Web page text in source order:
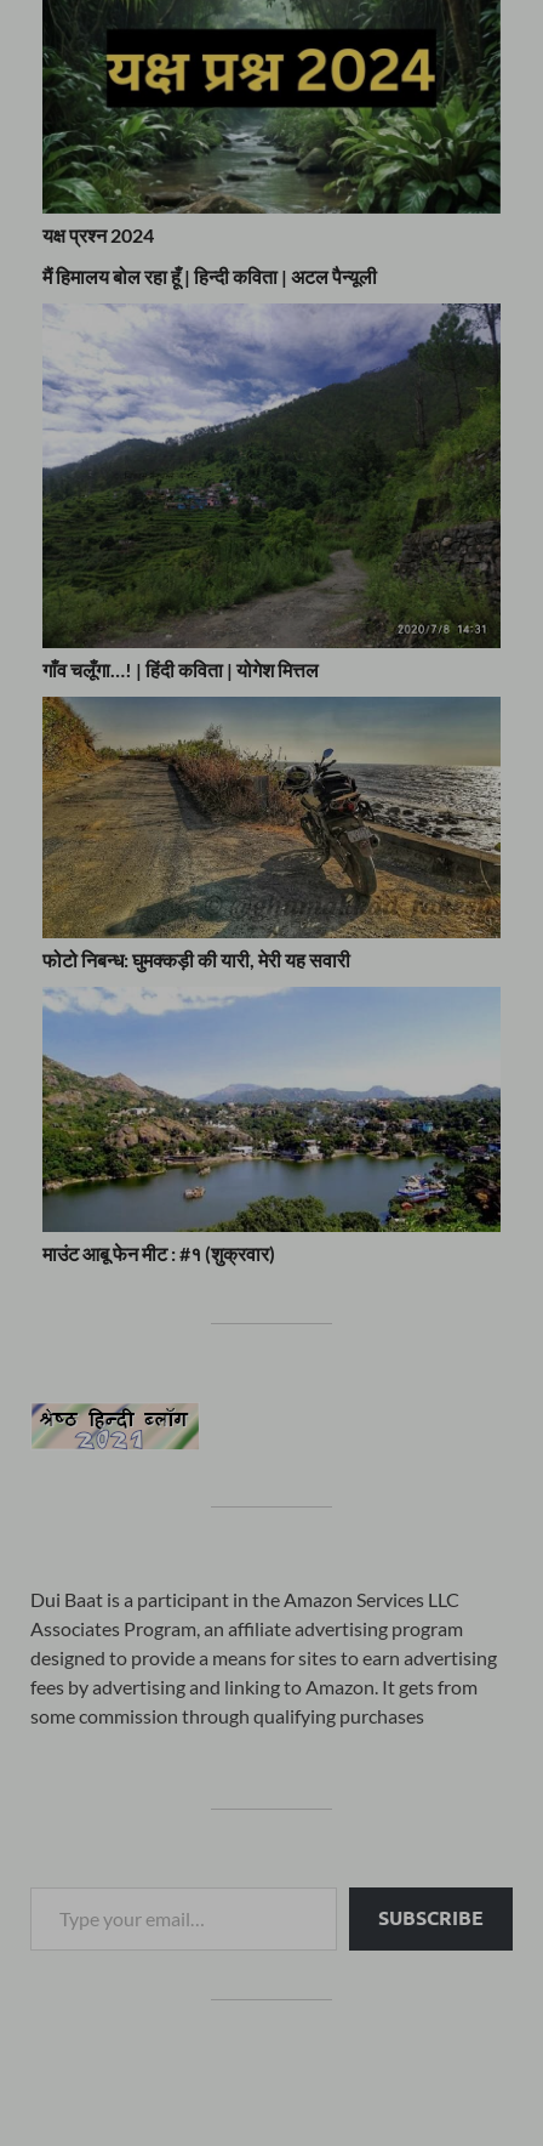
यक्ष प्रश्न 2024
मैं हिमालय बोल रहा हूँ | हिन्दी कविता | अटल पैन्यूली
गाँव चलूँगा…! | हिंदी कविता | योगेश मित्तल
फोटो निबन्ध: घुमक्कड़ी की यारी, मेरी यह सवारी
माउंट आबू फेन मीट : #१ (शुक्रवार)
Dui Baat is a participant in the Amazon Services LLC
Associates Program, an affiliate advertising program
designed to provide a means for sites to earn advertising
fees by advertising and linking to Amazon. It gets from
some commission through qualifying purchases
SUBSCRIBE